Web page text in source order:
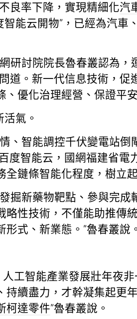
良率下降，實現精細化汽
智能云開物”，已經為汽車
研討院院長魯春叢認為，
道。新一代信息技術，
、優化治理經營、保證平
氣。
、智能調控千伏變電站倒
度智能云，國網福建省電
鏈條智能化程度，樹立
掘新藥物靶點、參與完成
略性技術，不僅能助推傳
式、新業態。”魯春叢說。
人工智能產業發展壯年夜
持續盡力，才幹凝集起更
柯達零件”魯春叢說。